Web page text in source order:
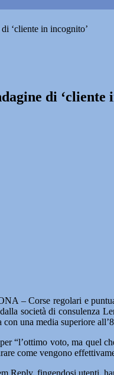
‘cliente in incognito’
di ‘cliente
– Corse regolari e
società di consulenza
una media superiore
“l’ottimo voto, ma quel
come vengono
Reply, fingendosi utenti,